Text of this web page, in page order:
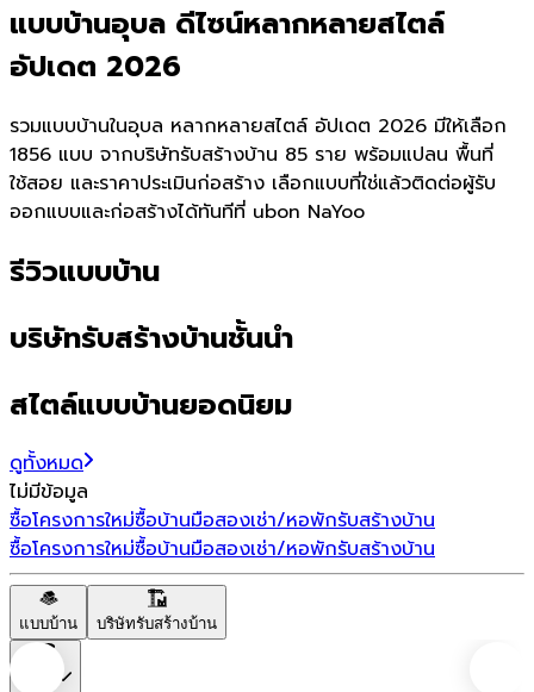
แบบบ้านอุบล ดีไซน์หลากหลายสไตล์
อัปเดต 2026
รวมแบบบ้านในอุบล หลากหลายสไตล์ อัปเดต 2026 มีให้เลือก
1856 แบบ จากบริษัทรับสร้างบ้าน 85 ราย พร้อมแปลน พื้นที่
ใช้สอย และราคาประเมินก่อสร้าง เลือกแบบที่ใช่แล้วติดต่อผู้รับ
ออกแบบและก่อสร้างได้ทันทีที่ ubon NaYoo
รีวิวแบบบ้าน
บริษัทรับสร้างบ้านชั้นนำ
สไตล์แบบบ้านยอดนิยม
ดูทั้งหมด
ไม่มีข้อมูล
ซื้อโครงการใหม่ซื้อบ้านมือสองเช่า/หอพักรับสร้างบ้าน
ซื้อโครงการใหม่ซื้อบ้านมือสองเช่า/หอพักรับสร้างบ้าน
แบบบ้าน บริษัทรับสร้างบ้าน